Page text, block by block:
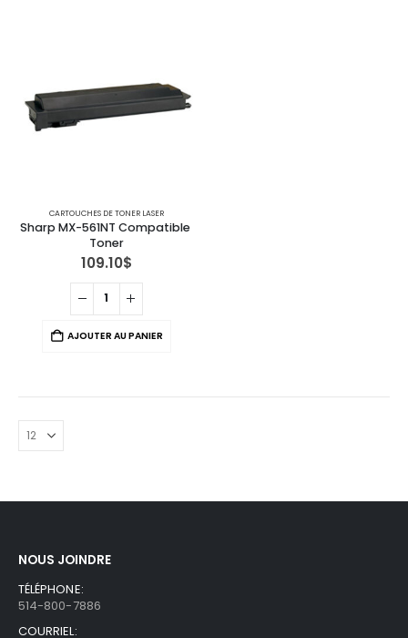
CARTOUCHES DE TONER LASER
Sharp MX-561NT Compatible
Toner
109.10$
AJOUTER AU PANIER
NOUS JOINDRE
TÉLÉPHONE:
514-800-7886
COURRIEL: